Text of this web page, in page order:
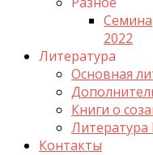
2022
Литература
Основная
Книги о
Контакты